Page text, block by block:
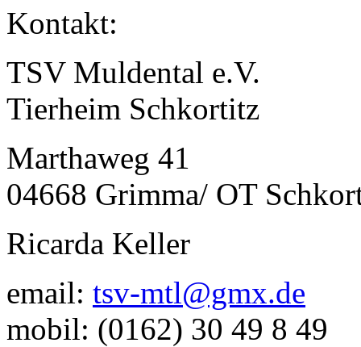
Kontakt:
TSV Muldental e.V.
Tierheim Schkortitz
Marthaweg 41
04668 Grimma/ OT
Ricarda Keller
email: tsv-mtl@gmx.de
mobil: (0162) 30 49 8 49